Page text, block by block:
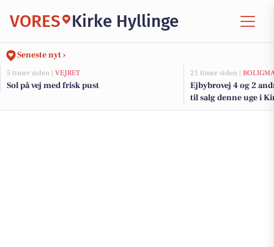
VORES Kirke Hyllinge
Seneste nyt ›
5 timer siden | VEJRET
Sol på vej med frisk pust
21 timer siden |
Ejbybrovej 4 og 2
til salg denne uge i
boligerne her.